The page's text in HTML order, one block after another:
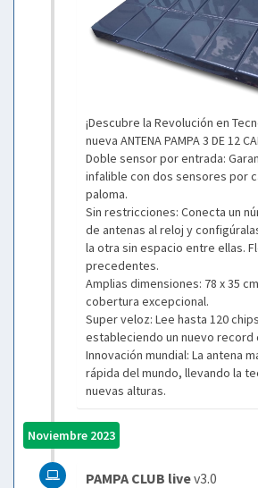
¡Descubre la Revolución en
nueva ANTENA PAMPA 3 DE 12
Doble sensor por entrada:
infalible con dos sensores por
paloma.
Sin restricciones: Conecta un
de antenas al reloj y
la otra sin espacio entre ellas.
precedentes.
Amplias dimensiones: 78 x 35
cobertura excepcional.
Super veloz: Lee hasta 120
estableciendo un nuevo record
Innovación mundial: La antena
rápida del mundo, llevando la
nuevas alturas.
Noviembre 2023
PAMPA CLUB livev3.0